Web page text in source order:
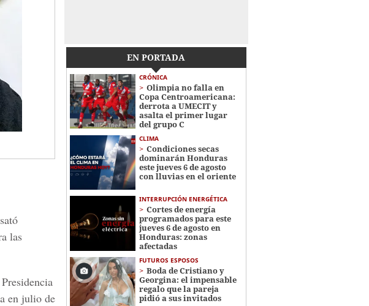
las
en julio de
EN PORTADA
CRÓNICA
Olimpia no falla en
Copa Centroamericana:
derrota a UMECIT y
asalta el primer lugar
del grupo C
CLIMA
Condiciones secas
dominarán Honduras
este jueves 6 de agosto
con lluvias en el oriente
INTERRUPCIÓN ENERGÉTICA
Cortes de energía
programados para este
jueves 6 de agosto en
Honduras: zonas
afectadas
FUTUROS ESPOSOS
Boda de Cristiano y
Georgina: el impensable
regalo que la pareja
pidió a sus invitados